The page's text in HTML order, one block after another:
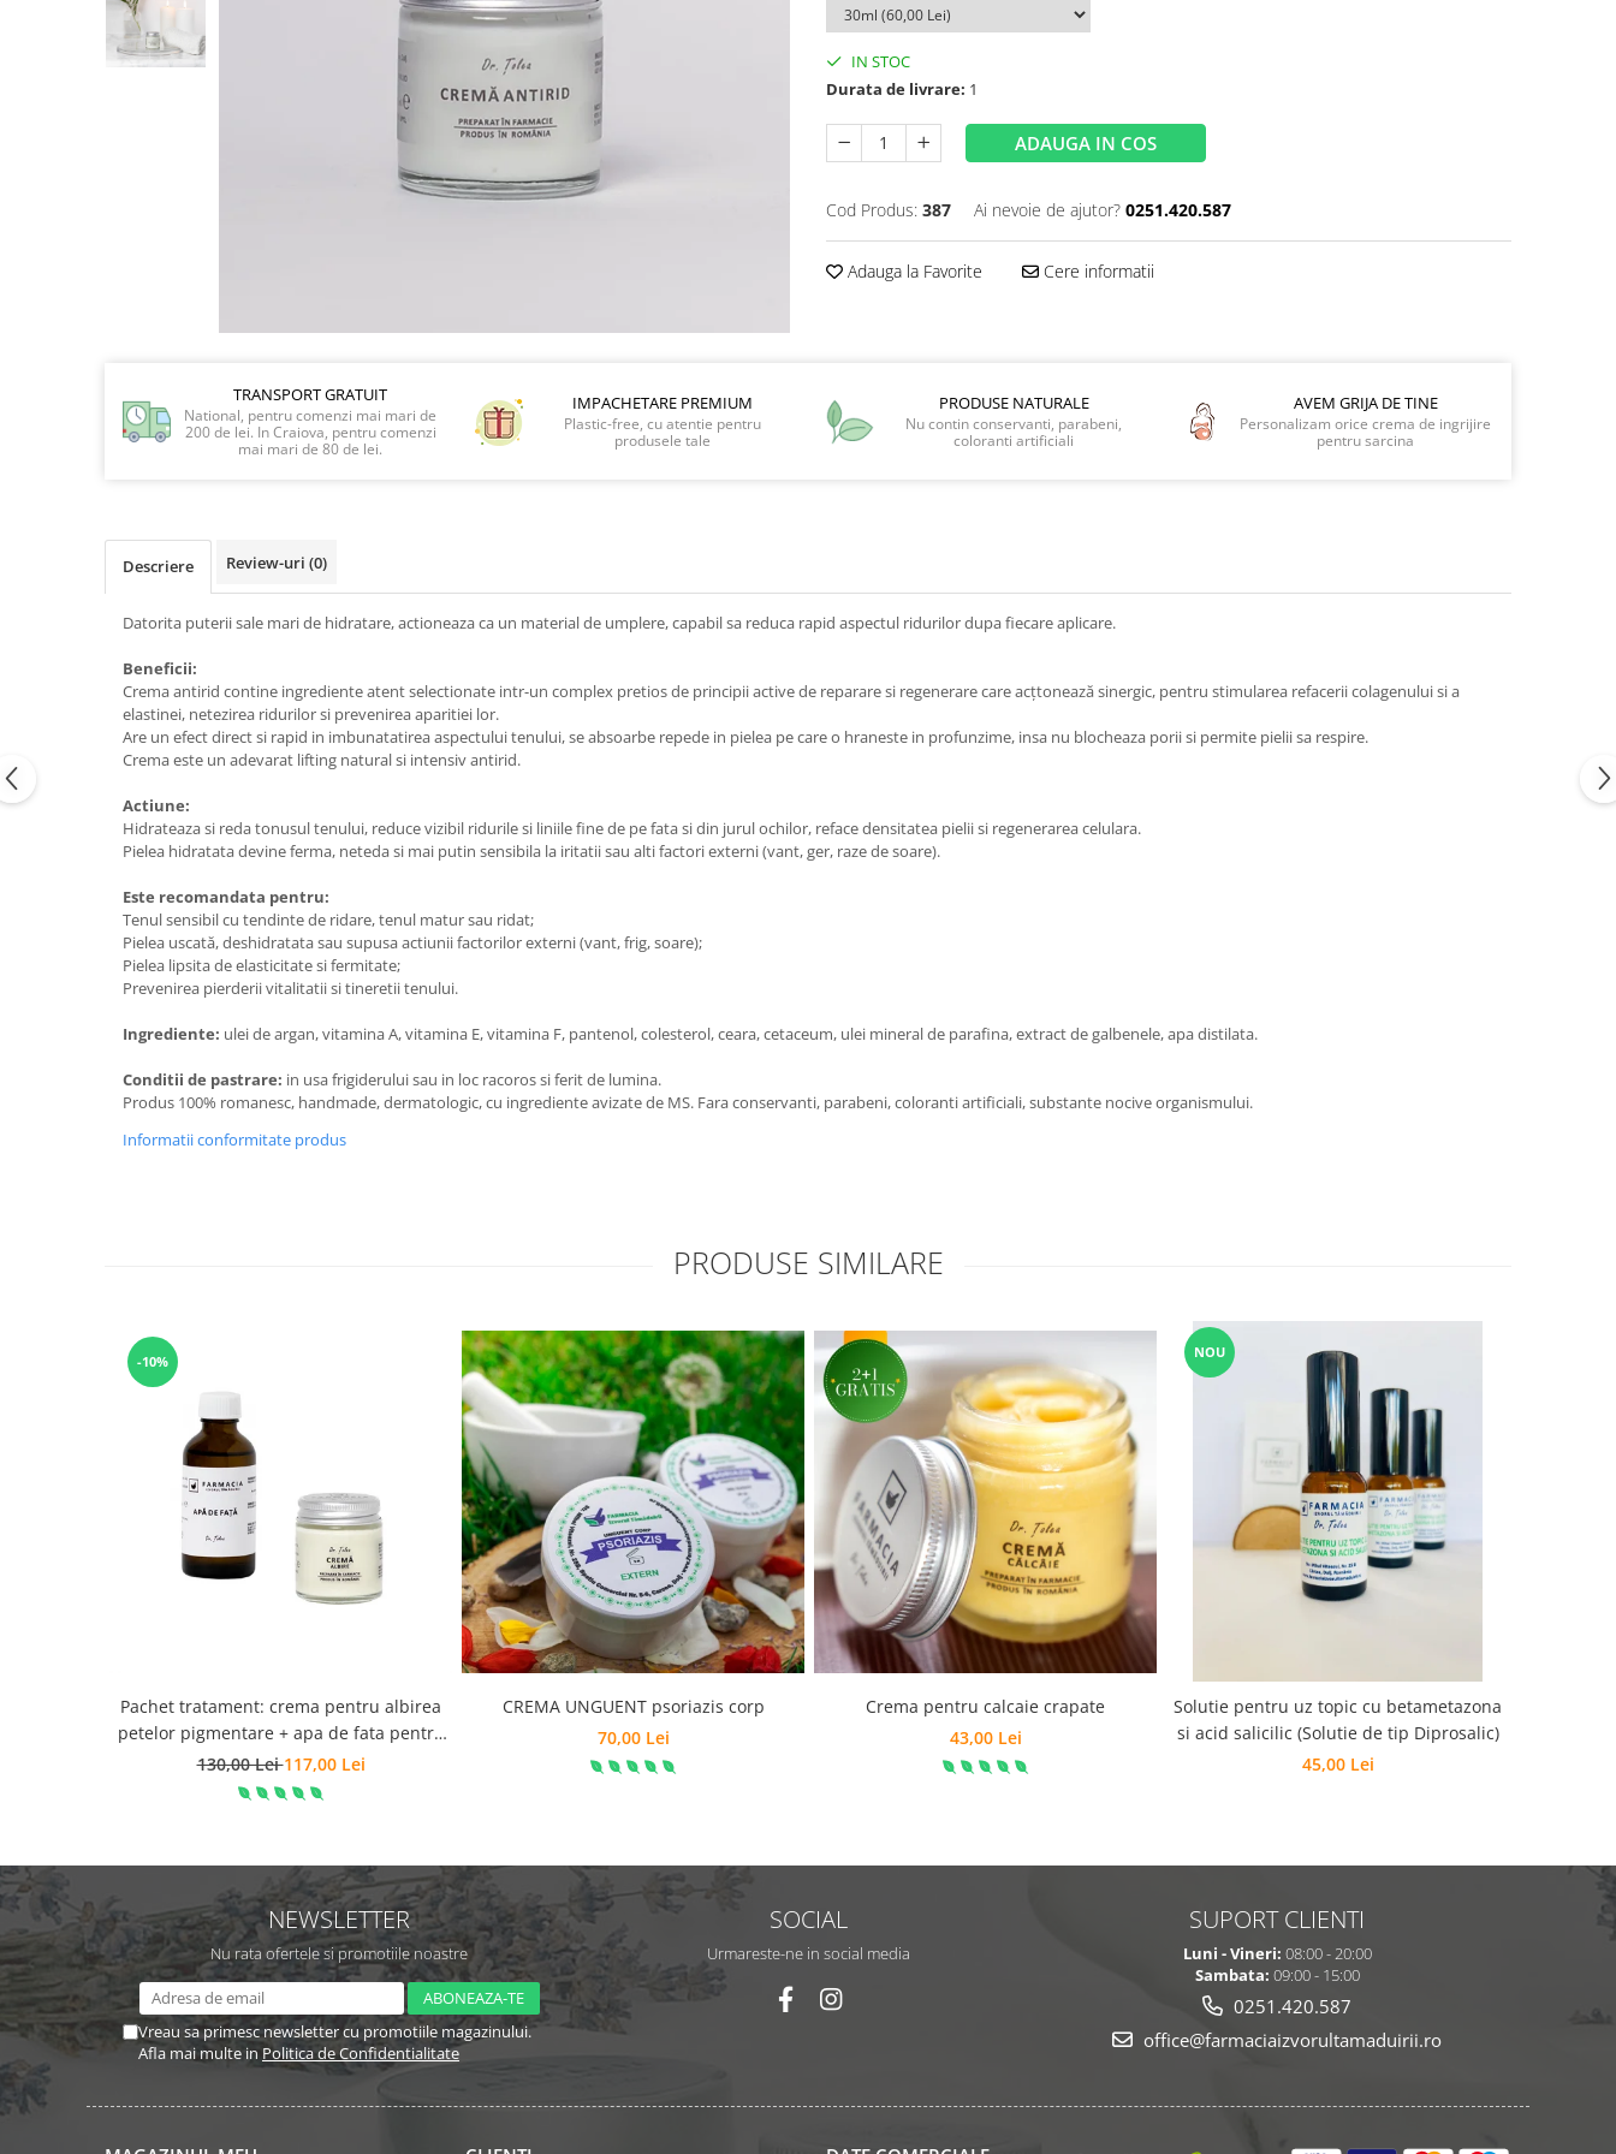
PREPARATE DERMATOLOGICE
SOLUTIE DEZINFECTANTA
IN STOC
Durata de livrare: 1
ADAUGA IN COS
Cod Produs: 387 Ai nevoie de ajutor? 0251.420.587
Adauga la Favorite Cere informatii
TRANSPORT GRATUIT
National, pentru comenzi mai mari de
200 de lei. In Craiova, pentru comenzi
mai mari de 80 de lei.
IMPACHETARE PREMIUM
Plastic-free, cu atentie pentru
produsele tale
PRODUSE NATURALE
Nu contin conservanti, parabeni,
coloranti artificiali
AVEM GRIJA DE TINE
Personalizam orice crema de ingrijire
pentru sarcina
Descriere Review-uri (0)
Datorita puterii sale mari de hidratare, actioneaza ca un material de umplere, capabil sa reduca rapid aspectul ridurilor dupa fiecare aplicare.
Beneficii:
Crema antirid contine ingrediente atent selectionate intr-un complex pretios de principii active de reparare si regenerare care acțtonează sinergic, pentru stimularea refacerii colagenului si a
elastinei, netezirea ridurilor si prevenirea aparitiei lor.
Are un efect direct si rapid in imbunatatirea aspectului tenului, se absoarbe repede in pielea pe care o hraneste in profunzime, insa nu blocheaza porii si permite pielii sa respire.
Crema este un adevarat lifting natural si intensiv antirid.
Actiune:
Hidrateaza si reda tonusul tenului, reduce vizibil ridurile si liniile fine de pe fata si din jurul ochilor, reface densitatea pielii si regenerarea celulara.
Pielea hidratata devine ferma, neteda si mai putin sensibila la iritatii sau alti factori externi (vant, ger, raze de soare).
Este recomandata pentru:
Tenul sensibil cu tendinte de ridare, tenul matur sau ridat;
Pielea uscată, deshidratata sau supusa actiunii factorilor externi (vant, frig, soare);
Pielea lipsita de elasticitate si fermitate;
Prevenirea pierderii vitalitatii si tineretii tenului.
Ingrediente: ulei de argan, vitamina A, vitamina E, vitamina F, pantenol, colesterol, ceara, cetaceum, ulei mineral de parafina, extract de galbenele, apa distilata.
Conditii de pastrare: in usa frigiderului sau in loc racoros si ferit de lumina.
Produs 100% romanesc, handmade, dermatologic, cu ingrediente avizate de MS. Fara conservanti, parabeni, coloranti artificiali, substante nocive organismului.
Informatii conformitate produs
PRODUSE SIMILARE
-10%
Pachet tratament: crema pentru albirea
petelor pigmentare + apa de fata pentru
ten patat
130,00 Lei117,00 Lei
CREMA UNGUENT psoriazis corp
70,00 Lei
Crema pentru calcaie crapate
43,00 Lei
NOU
Solutie pentru uz topic cu betametazona
si acid salicilic (Solutie de tip Diprosalic)
45,00 Lei
NEWSLETTER
Nu rata ofertele si promotiile noastre
Vreau sa primesc newsletter cu promotiile magazinului.
Afla mai multe in Politica de Confidentialitate
SOCIAL
Urmareste-ne in social media
SUPORT CLIENTI
Luni - Vineri: 08:00 - 20:00
Sambata: 09:00 - 15:00
0251.420.587
office@farmaciaizvorultamaduirii.ro